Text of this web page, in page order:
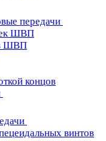
передачи
ШВП
ШВП
концов
винтов